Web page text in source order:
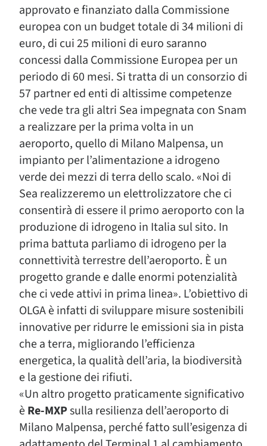
approvato e finanziato dalla Commissione
europea con un budget totale di 34 milioni di
euro, di cui 25 milioni di euro saranno
concessi dalla Commissione Europea per un
periodo di 60 mesi. Si tratta di un consorzio di
57 partner ed enti di altissime competenze
che vede tra gli altri Sea impegnata con Snam
a realizzare per la prima volta in un
aeroporto, quello di Milano Malpensa, un
impianto per l’alimentazione a idrogeno
verde dei mezzi di terra dello scalo. «Noi di
Sea realizzeremo un elettrolizzatore che ci
consentirà di essere il primo aeroporto con la
produzione di idrogeno in Italia sul sito. In
prima battuta parliamo di idrogeno per la
connettività terrestre dell’aeroporto. È un
progetto grande e dalle enormi potenzialità
che ci vede attivi in prima linea». L’obiettivo di
OLGA è infatti di sviluppare misure sostenibili
innovative per ridurre le emissioni sia in pista
che a terra, migliorando l’efficienza
energetica, la qualità dell’aria, la biodiversità
e la gestione dei rifiuti.
«Un altro progetto praticamente significativo
èRe-MXPsulla resilienza dell’aeroporto di
Milano Malpensa, perché fatto sull’esigenza di